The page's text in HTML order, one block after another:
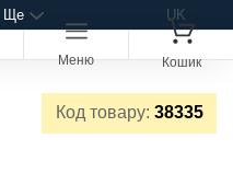
Ще UK
Меню Кошик
Код товару: 38335